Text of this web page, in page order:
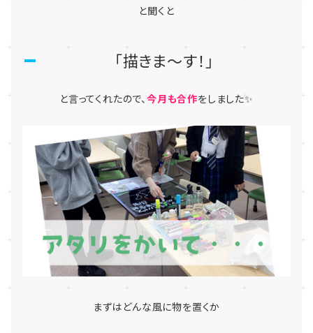
と聞くと
「描きま～す！」
と言ってくれたので、今月も合作をしました✨
まずはどんな風に物を置くか